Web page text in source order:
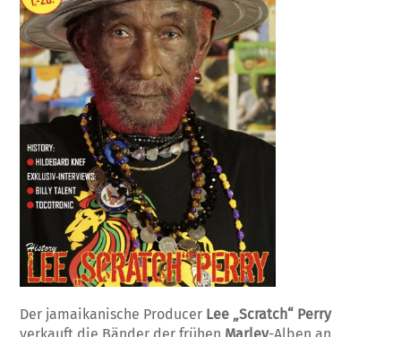
Der jamaikanische Producer Lee „Scratch“ Perry